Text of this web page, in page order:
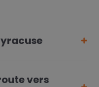
vers